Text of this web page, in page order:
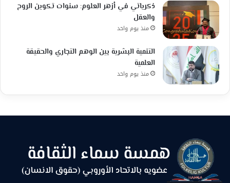
ذكرياتي في أزهر العلوم: سنوات تكوين الروح
والعقل
منذ يوم واحد
التنمية البشرية بين الوهم التجاري والحقيقة
العلمية
منذ يوم واحد